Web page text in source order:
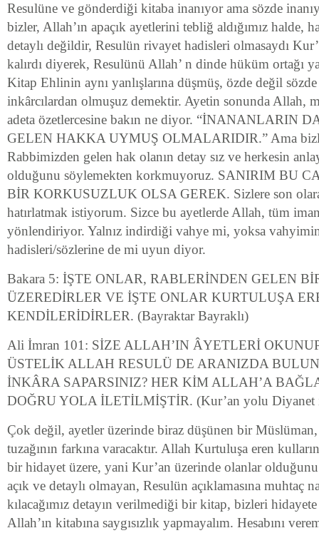
Resulüne ve gönderdiği kitaba inanıyor ama sözde
bizler, Allah’ın apaçık ayetlerini tebliğ aldığımız halde,
detaylı değildir, Resulün rivayet hadisleri olmasaydı
kalırdı diyerek, Resulünü Allah’ n dinde hüküm ortağı
Kitap Ehlinin aynı yanlışlarına düşmüş, özde değil
inkârcılardan olmuşuz demektir. Ayetin sonunda Allah,
adeta özetlercesine bakın ne diyor. “İNANANLARIN
GELEN HAKKA UYMUŞ OLMALARIDIR.” Ama
Rabbimizden gelen hak olanın detay sız ve herkesin
olduğunu söylemekten korkmuyoruz. SANIRIM BU
BİR KORKUSUZLUK OLSA GEREK. Sizlere son
hatırlatmak istiyorum. Sizce bu ayetlerde Allah, tüm
yönlendiriyor. Yalnız indirdiği vahye mi, yoksa
hadisleri/sözlerine de mi uyun diyor.
Bakara 5: İŞTE ONLAR, RABLERİNDEN GELEN
ÜZEREDİRLER VE İŞTE ONLAR KURTULUŞA
KENDİLERİDİRLER. (Bayraktar Bayraklı)
Ali İmran 101: SİZE ALLAH’IN ÂYETLERİ
ÜSTELİK ALLAH RESULÜ DE ARANIZDA
İNKÂRA SAPARSINIZ? HER KİM ALLAH’A
DOĞRU YOLA İLETİLMİŞTİR. (Kur’an yolu Diyanet
Çok değil, ayetler üzerinde biraz düşünen bir
tuzağının farkına varacaktır. Allah Kurtuluşa eren
bir hidayet üzere, yani Kur’an üzerinde olanlar
açık ve detaylı olmayan, Resulün açıklamasına muhtaç
kılacağımız detayın verilmediği bir kitap, bizleri
Allah’ın kitabına saygısızlık yapmayalım. Hesabını